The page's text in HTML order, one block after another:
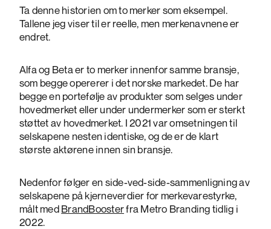
Ta denne historien om to merker som eksempel.
Tallene jeg viser til er reelle, men merkenavnene er
endret.
Alfa og Beta er to merker innenfor samme bransje,
som begge opererer i det norske markedet. De har
begge en portefølje av produkter som selges under
hovedmerket eller under undermerker som er sterkt
støttet av hovedmerket. I 2021 var omsetningen til
selskapene nesten identiske, og de er de klart
største aktørene innen sin bransje.
Nedenfor følger en side-ved-side-sammenligning av
selskapene på kjerneverdier for merkevarestyrke,
målt medBrandBoosterfra Metro Branding tidlig i
2022.